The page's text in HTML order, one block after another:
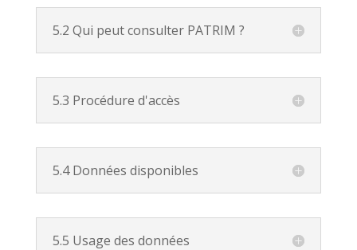
5.2 Qui peut consulter PATRIM ?
5.3 Procédure d'accès
5.4 Données disponibles
5.5 Usage des données